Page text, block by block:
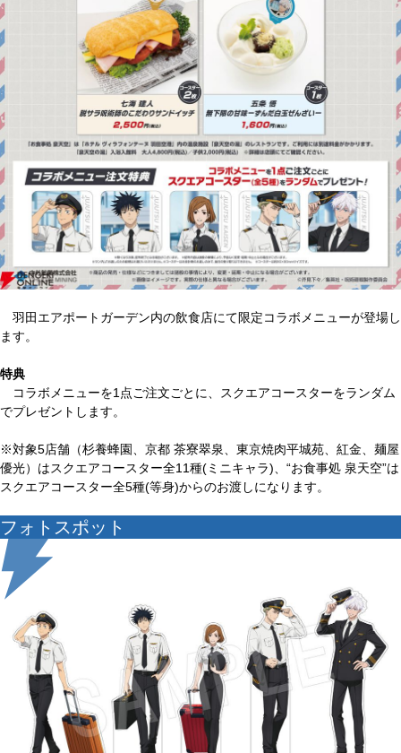
羽田エアポートガーデン内の飲食店にて限定コラボメニューが登場し
ます。
特典
コラボメニューを1点ご注文ごとに、スクエアコースターをランダム
でプレゼントします。
※対象5店舗（杉養蜂園、京都 茶寮翠泉、東京焼肉平城苑、紅金、麺屋
優光）はスクエアコースター全11種(ミニキャラ)、“お食事処 泉天空”は
スクエアコースター全5種(等身)からのお渡しになります。
フォトスポット